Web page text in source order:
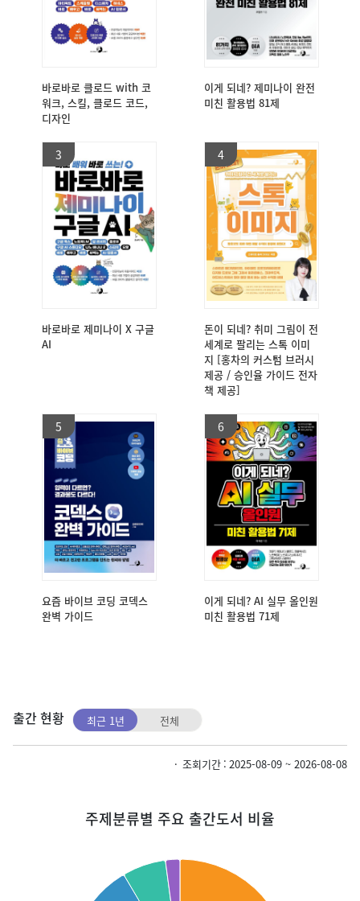
바로바로 클로드 with 코
워크, 스킬, 클로드 코드,
디자인
이게 되네? 제미나이 완전
미친 활용법 81제
3
바로바로 제미나이 X 구글
AI
4
돈이 되네? 취미 그림이 전
세계로 팔리는 스톡 이미
지 [홍차의 커스텀 브러시
제공 / 승인율 가이드 전자
책 제공]
5
요즘 바이브 코딩 코덱스
완벽 가이드
6
이게 되네? AI 실무 올인원
미친 활용법 71제
출간 현황 최근 1년 전체
조회기간 2025-08-09 ~ 2026-08-08
주제분류별 주요 출간도서 비율
Pie chart with 5 slices.